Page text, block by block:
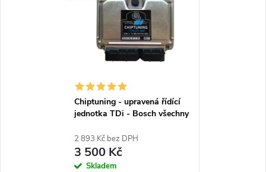
Chiptuning - upravená řídící
jednotka TDi - Bosch všechny
2 893 Kč bez DPH
3 500 Kč
Skladem